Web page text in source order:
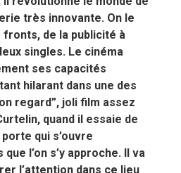
très innovante. On le
de la publicité à
singles. Le cinéma
ses capacités
hilarant dans une des
regard”, joli film assez
quand il essaie de
qui s’ouvre
l’on s’y approche. Il va
l’attention dans ce lieu